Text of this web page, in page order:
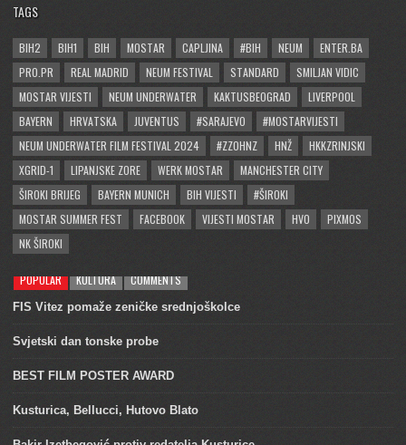
TAGS
BIH2 BIH1 BIH MOSTAR CAPLJINA #BIH NEUM
ENTER.BA
PRO.PR
REAL MADRID NEUM FESTIVAL STANDARD
SMILJAN VIDIC
MOSTAR VIJESTI
NEUM UNDERWATER KAKTUSBEOGRAD
LIVERPOOL
BAYERN
HRVATSKA JUVENTUS #SARAJEVO
#MOSTARVIJESTI
NEUM UNDERWATER FILM FESTIVAL 2024
#ZZOHNZ HNŽ
HKKZRINJSKI
XGRID-1
LIPANJSKE ZORE WERK MOSTAR
MANCHESTER CITY
ŠIROKI BRIJEG
BAYERN MUNICH BIH VIJESTI
#ŠIROKI
MOSTAR SUMMER FEST
FACEBOOK VIJESTI MOSTAR HVO
PIXMOS
NK ŠIROKI
POPULAR KULTURA COMMENTS
FIS Vitez pomaže zeničke srednjoškolce
Svjetski dan tonske probe
BEST FILM POSTER AWARD
Kusturica, Bellucci, Hutovo Blato